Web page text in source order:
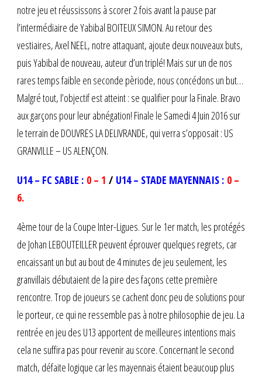
notre jeu et réussissons à scorer 2 fois avant la pause par
l’intermédiaire de Yabibal BOITEUX SIMON. Au retour des
vestiaires, Axel NEEL, notre attaquant, ajoute deux nouveaux buts,
puis Yabibal de nouveau, auteur d’un triplé! Mais sur un de nos
rares temps faible en seconde pèriode, nous concédons un but…
Malgré tout, l’objectif est atteint : se qualifier pour la Finale. Bravo
aux garçons pour leur abnégation! Finale le Samedi 4 Juin 2016 sur
le terrain de DOUVRES LA DELIVRANDE, qui verra s’opposait : US
GRANVILLE – US ALENÇON.
U14 – FC SABLE : 0 – 1 / U14 – STADE MAYENNAIS : 0 –
6.
4ème tour de la Coupe Inter-Ligues. Sur le 1er match, les protégés
de Johan LEBOUTEILLER peuvent éprouver quelques regrets, car
encaissant un but au bout de 4 minutes de jeu seulement, les
granvillais débutaient de la pire des façons cette première
rencontre. Trop de joueurs se cachent donc peu de solutions pour
le porteur, ce qui ne ressemble pas à notre philosophie de jeu. La
rentrée en jeu des U13 apportent de meilleures intentions mais
cela ne suffira pas pour revenir au score. Concernant le second
match, défaite logique car les mayennais étaient beaucoup plus